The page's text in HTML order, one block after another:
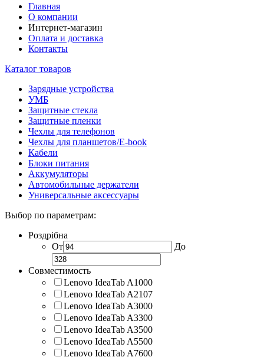
Главная
О компании
Интернет-магазин
Оплата и доставка
Контакты
Каталог товаров
Зарядные устройства
УМБ
Защитные стекла
Защитные пленки
Чехлы для телефонов
Чехлы для планшетов/E-book
Кабели
Блоки питания
Аккумуляторы
Автомобильные держатели
Универсальные аксессуары
Выбор по параметрам:
Роздрібна
От
До
Совместимость
Lenovo IdeaTab A1000
Lenovo IdeaTab A2107
Lenovo IdeaTab A3000
Lenovo IdeaTab A3300
Lenovo IdeaTab A3500
Lenovo IdeaTab A5500
Lenovo IdeaTab A7600